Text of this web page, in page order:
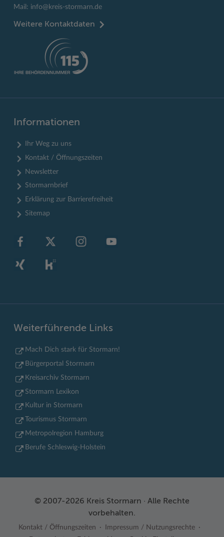
Mail: info@kreis-stormarn.de
Weitere Kontaktdaten
Informationen
Ihr Weg zu uns
Kontakt / Öffnungszeiten
Newsletter
Stormarnbrief
Erklärung zur Barrierefreiheit
Sitemap
Weiterführende Links
Mach Dich stark für Stormarn!
Bürgerportal Stormarn
Kreisarchiv Stormarn
Stormarn Lexikon
Kultur in Stormarn
Tourismus Stormarn
Metropolregion Hamburg
Berufe Schleswig-Holstein
© 2007-2026 Kreis Stormarn · Alle Rechte
vorbehalten.
Kontakt / Öffnungszeiten
Impressum / Nutzungsrechte